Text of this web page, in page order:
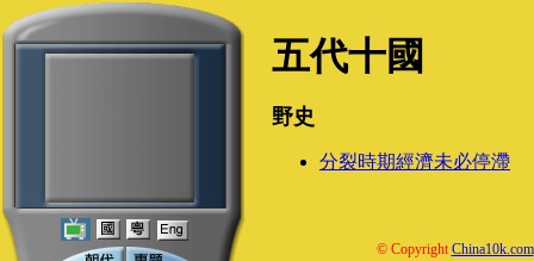
五代十國
野史
分裂時期經濟未必停滯
© CopyrightChina10k.com